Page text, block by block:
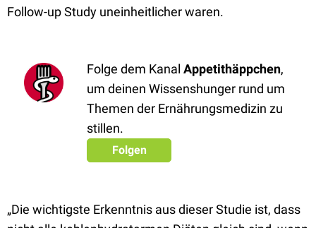
Follow-up Study uneinheitlicher waren.
Folge dem Kanal Appetithäppchen,
um deinen Wissenshunger rund um
Themen der Ernährungsmedizin zu
stillen.
Folgen
„Die wichtigste Erkenntnis aus dieser Studie ist, dass